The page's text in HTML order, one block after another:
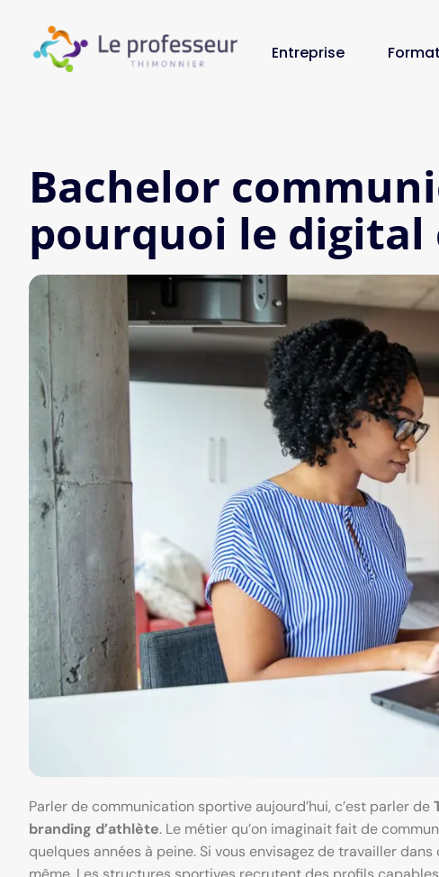
Entreprise
Bachelor
pourquoi le digital
Parler de communication sportive aujourd’hui, c’est parler de
branding d’athlète. Le métier qu’on imaginait fait de
quelques années à peine. Si vous envisagez de travailler